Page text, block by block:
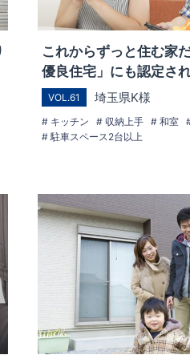
これからずっと住む家
優良住宅」にも認定さ
VOL.61 埼玉県K様
キッチン 収納上手 和室
駐車スペース2台以上